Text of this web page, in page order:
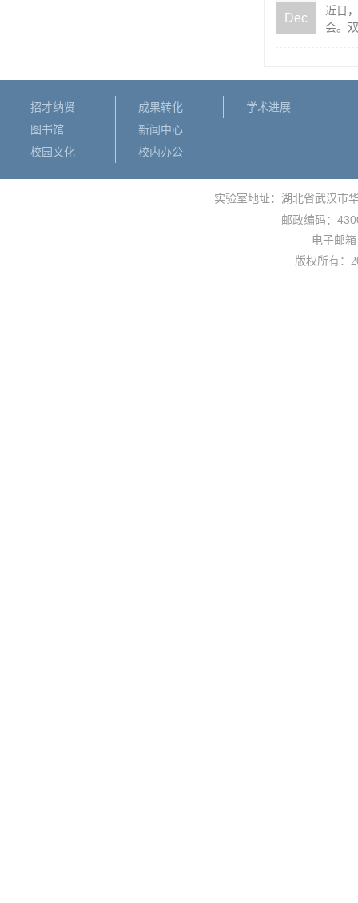
Dec
近日
会。
招才纳贤
图书馆
校园文化
成果转化
新闻中心
校内办公
学术进展
实验室地址：湖北省武汉市
邮政编码：
电子邮
版权所有：